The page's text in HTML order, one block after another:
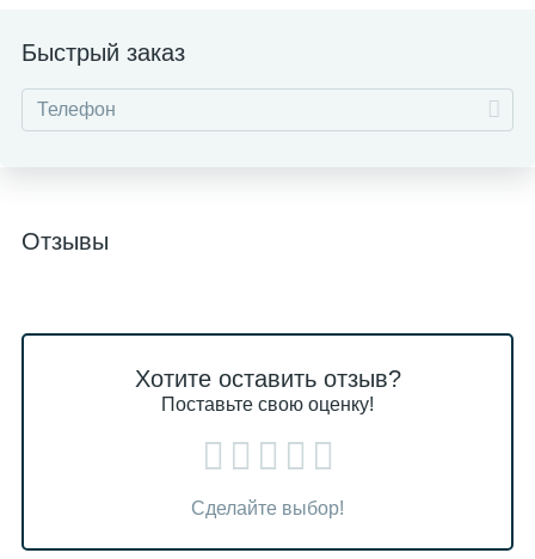
Быстрый заказ
Отзывы
Хотите оставить отзыв?
Поставьте свою оценку!
Сделайте выбор!